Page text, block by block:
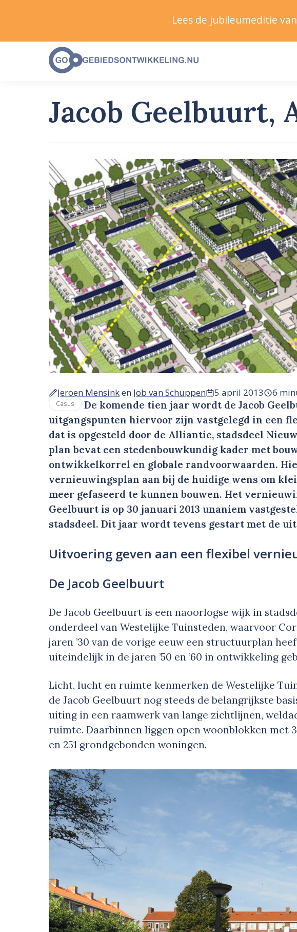
Jacob Geelbuurt,
Jeroen Mensinken Job van Schuppen 5 april 2013 6
Casus
De komende tien jaar wordt de Jacob
uitgangspunten hiervoor zijn vastgelegd in een
dat is opgesteld door de Alliantie, stadsdeel
plan bevat een stedenbouwkundig kader met
ontwikkelkorrel en globale randvoorwaarden.
vernieuwingsplan aan bij de huidige wens om
meer gefaseerd te kunnen bouwen. Het
Geelbuurt is op 30 januari 2013 unaniem
stadsdeel. Dit jaar wordt tevens gestart met de
Uitvoering geven aan een flexibel
De Jacob Geelbuurt
De Jacob Geelbuurt is een naoorlogse wijk in
onderdeel van Westelijke Tuinsteden, waarvoor
jaren ’30 van de vorige eeuw een structuurplan
uiteindelijk in de jaren ’50 en ’60 in ontwikkeling
Licht, lucht en ruimte kenmerken de Westelijke
de Jacob Geelbuurt nog steeds de belangrijkste
uiting in een raamwerk van lange zichtlijnen,
ruimte. Daarbinnen liggen open woonblokken met
en 251 grondgebonden woningen.
Lees de jubileumeditie